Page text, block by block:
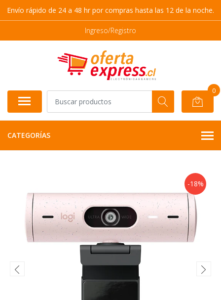
Envío rápido de 24 a 48 hr por compras hasta las 12 de la noche.
Ingreso/Registro
0
CATEGORÍAS
-18%